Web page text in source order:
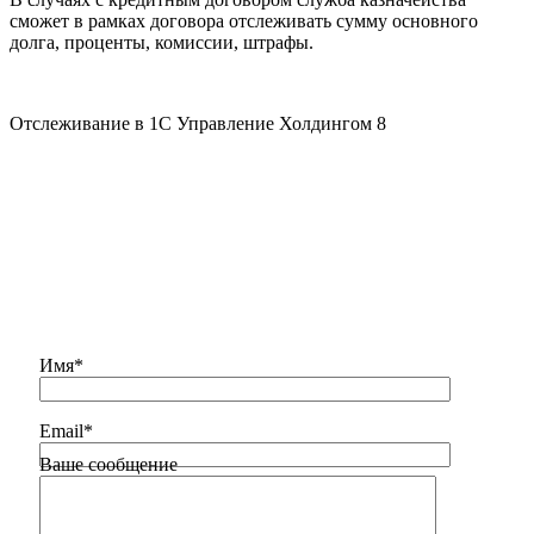
сможет в рамках договора отслеживать сумму основного
долга, проценты, комиссии, штрафы.
Отслеживание в 1С Управление Холдингом 8
Имя*
Email*
Ваше сообщение